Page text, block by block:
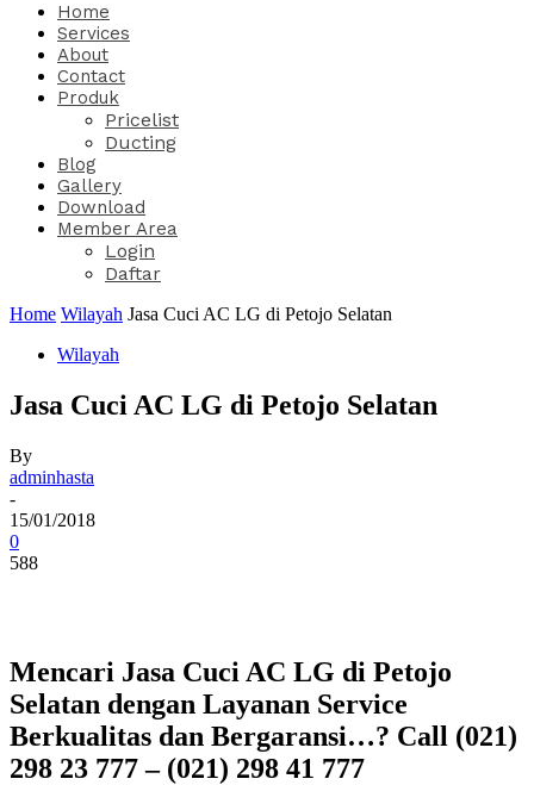
Home
Services
About
Contact
Produk
Pricelist
Ducting
Blog
Gallery
Download
Member Area
Login
Daftar
Home Wilayah Jasa Cuci AC LG di Petojo Selatan
Wilayah
Jasa Cuci AC LG di Petojo Selatan
By
adminhasta
-
15/01/2018
0
588
Mencari Jasa Cuci AC LG di Petojo
Selatan dengan Layanan Service
Berkualitas dan Bergaransi…? Call (021)
298 23 777 – (021) 298 41 777